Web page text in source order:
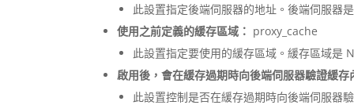
此設置指定後端伺服器的地址。後端伺服器
使用之前定義的緩存區域： proxy_cache
此設置指定要使用的緩存區域。緩存區域是
啟用後，會在緩存過期時向後端伺服器驗證緩
此設置控制是否在緩存過期時向後端伺服器